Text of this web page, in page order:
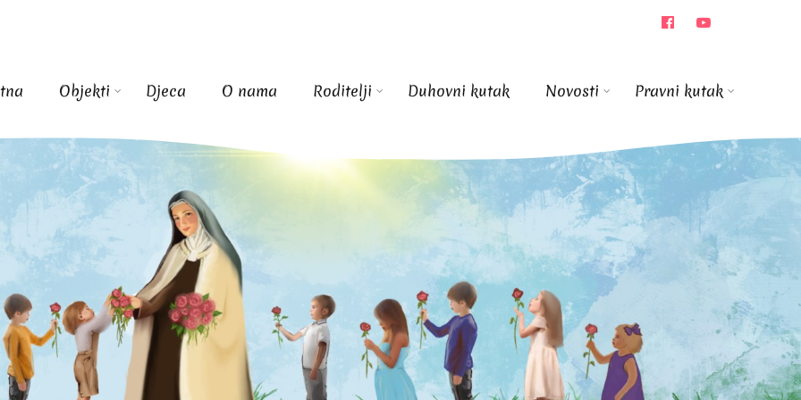
Objekti Djeca O nama Roditelji Duhovni kutak Novosti Pravni kutak